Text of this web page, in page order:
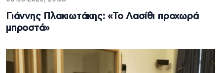
Γιάννης Πλακιωτάκης: «Το Λασίθι προχωρά
μπροστά»